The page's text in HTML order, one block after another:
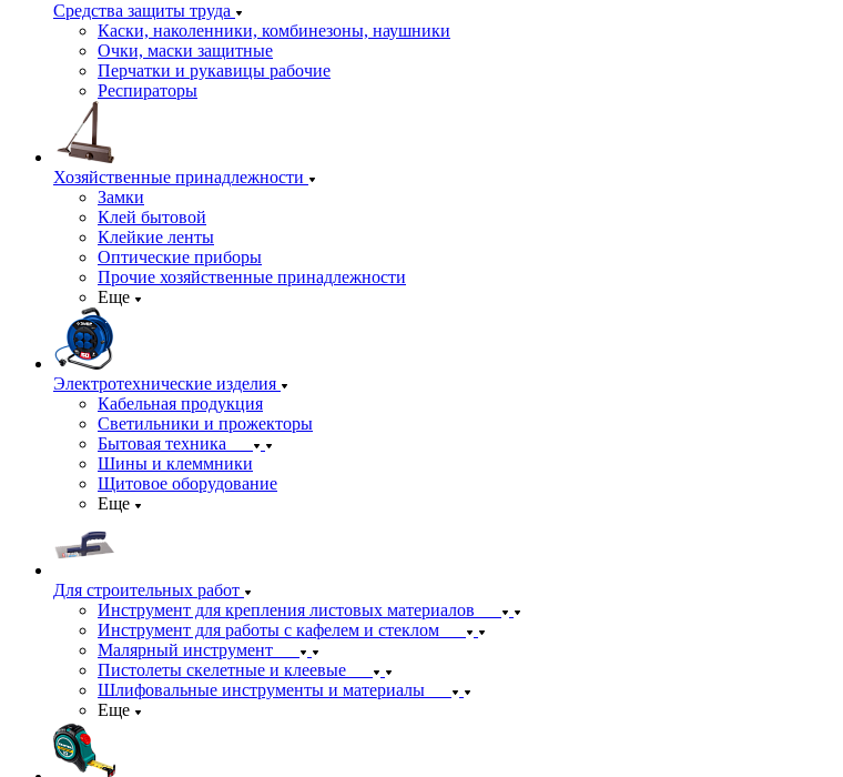
Средства защиты труда
Каски, наколенники, комбинезоны, наушники
Очки, маски защитные
Перчатки и рукавицы рабочие
Респираторы
Хозяйственные принадлежности
Замки
Клей бытовой
Клейкие ленты
Оптические приборы
Прочие хозяйственные принадлежности
Еще
Электротехнические изделия
Кабельная продукция
Светильники и прожекторы
Бытовая техника
Шины и клеммники
Щитовое оборудование
Еще
Для строительных работ
Инструмент для крепления листовых материалов
Инструмент для работы с кафелем и стеклом
Малярный инструмент
Пистолеты скелетные и клеевые
Шлифовальные инструменты и материалы
Еще